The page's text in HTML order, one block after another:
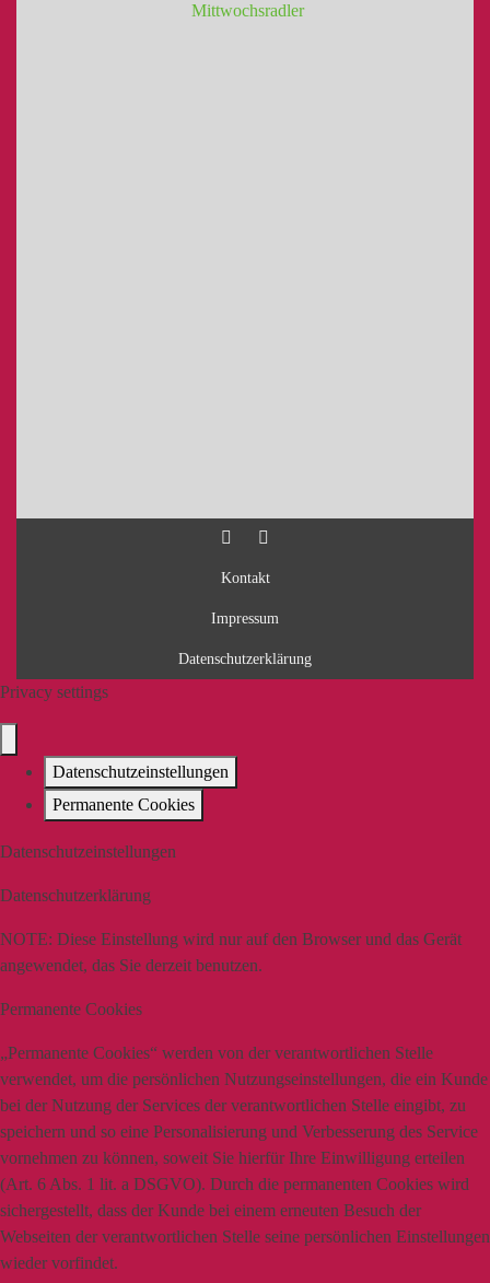
Mittwochsradler
Kontakt
Impressum
Datenschutzerklärung
Privacy settings
Datenschutzeinstellungen
Permanente Cookies
Datenschutzeinstellungen
Datenschutzerklärung
NOTE: Diese Einstellung wird nur auf den Browser und das Gerät
angewendet, das Sie derzeit benutzen.
Permanente Cookies
„Permanente Cookies“ werden von der verantwortlichen Stelle
verwendet, um die persönlichen Nutzungseinstellungen, die ein Kunde
bei der Nutzung der Services der verantwortlichen Stelle eingibt, zu
speichern und so eine Personalisierung und Verbesserung des Service
vornehmen zu können, soweit Sie hierfür Ihre Einwilligung erteilen
(Art. 6 Abs. 1 lit. a DSGVO). Durch die permanenten Cookies wird
sichergestellt, dass der Kunde bei einem erneuten Besuch der
Webseiten der verantwortlichen Stelle seine persönlichen Einstellungen
wieder vorfindet.